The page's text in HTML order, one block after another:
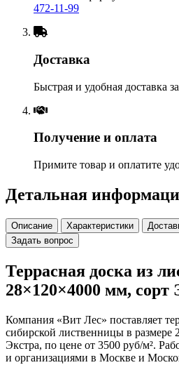
472-11-99
Доставка
Быстрая и удобная доставка
Получение и оплата
Примите товар и оплатите
Детальная
Описание Характеристики
Задать вопрос
Террасная доска из
28×120×4000 мм, сорт
Компания «Вит Лес» поставляет
сибирской лиственницы в размере
Экстра, по цене от 3500 руб/м².
и организациями в Москве и